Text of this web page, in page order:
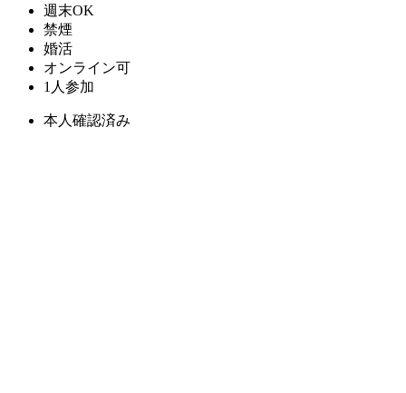
週末OK
禁煙
婚活
オンライン可
1人参加
本人確認済み